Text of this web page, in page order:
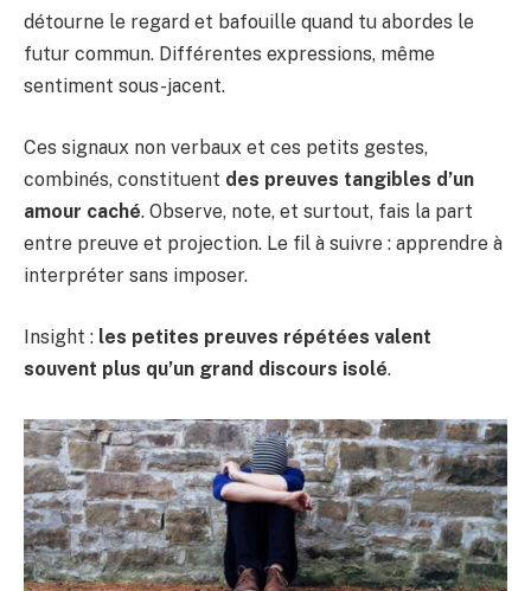
détourne le regard et bafouille quand tu abordes le
futur commun. Différentes expressions, même
sentiment sous-jacent.
Ces signaux non verbaux et ces petits gestes,
combinés, constituent des preuves tangibles d’un
amour caché. Observe, note, et surtout, fais la part
entre preuve et projection. Le fil à suivre : apprendre à
interpréter sans imposer.
Insight : les petites preuves répétées valent
souvent plus qu’un grand discours isolé.